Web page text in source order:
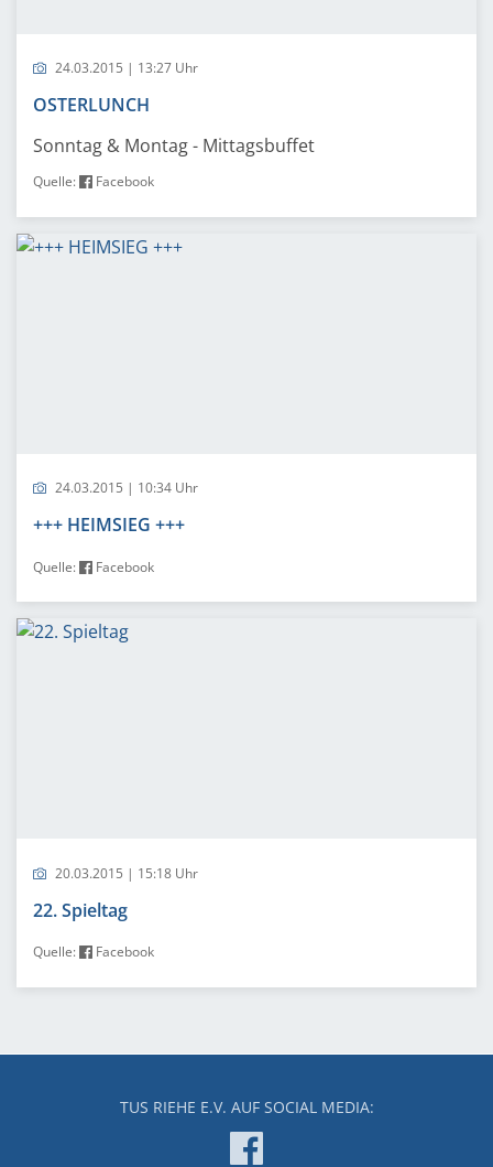
24.03.2015 | 13:27 Uhr
OSTERLUNCH
Sonntag & Montag - Mittagsbuffet
Quelle: Facebook
24.03.2015 | 10:34 Uhr
+++ HEIMSIEG +++
Quelle: Facebook
20.03.2015 | 15:18 Uhr
22. Spieltag
Quelle: Facebook
TUS RIEHE E.V. AUF SOCIAL MEDIA: